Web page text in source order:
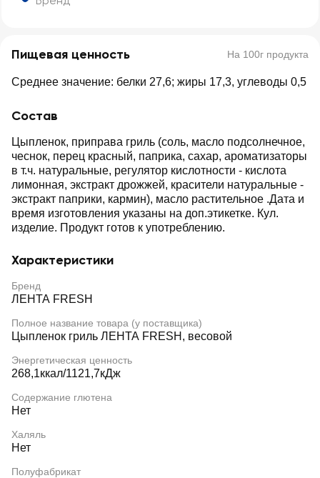
Пищевая ценность На 100г продукта
Среднее значение: белки 27,6; жиры 17,3, углеводы 0,5
Состав
Цыпленок, приправа гриль (соль, масло подсолнечное,
чеснок, перец красный, паприка, сахар, ароматизаторы
в т.ч. натуральные, регулятор кислотности - кислота
лимонная, экстракт дрожжей, красители натуральные -
экстракт паприки, кармин), масло растительное .Дата и
время изготовления указаны на доп.этикетке. Кул.
изделие. Продукт готов к употреблению.
Характеристики
Бренд
ЛЕНТА FRESH
Полное название товара (у поставщика)
Цыпленок гриль ЛЕНТА FRESH, весовой
Энергетическая ценность
268,1ккал/1121,7кДж
Содержание глютена
Нет
Халяль
Нет
Полуфабрикат